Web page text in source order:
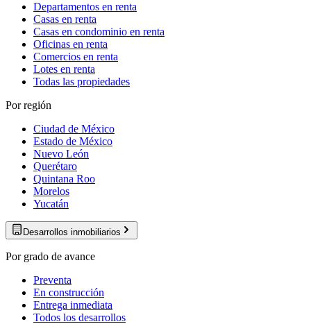
Departamentos en renta
Casas en renta
Casas en condominio en renta
Oficinas en renta
Comercios en renta
Lotes en renta
Todas las propiedades
Por región
Ciudad de México
Estado de México
Nuevo León
Querétaro
Quintana Roo
Morelos
Yucatán
Desarrollos inmobiliarios
Por grado de avance
Preventa
En construcción
Entrega inmediata
Todos los desarrollos